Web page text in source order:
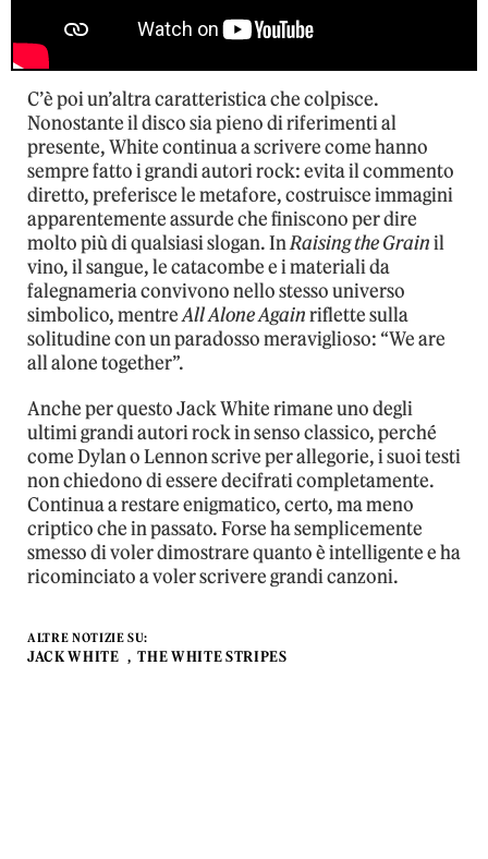
C’è poi un’altra caratteristica che colpisce.
Nonostante il disco sia pieno di riferimenti al
presente, White continua a scrivere come hanno
sempre fatto i grandi autori rock: evita il commento
diretto, preferisce le metafore, costruisce immagini
apparentemente assurde che finiscono per dire
molto più di qualsiasi slogan. InRaising the Grainil
vino, il sangue, le catacombe e i materiali da
falegnameria convivono nello stesso universo
simbolico, mentreAll Alone Againriflette sulla
solitudine con un paradosso meraviglioso: “We are
all alone together”.
Anche per questo Jack White rimane uno degli
ultimi grandi autori rock in senso classico, perché
come Dylan o Lennon scrive per allegorie, i suoi testi
non chiedono di essere decifrati completamente.
Continua a restare enigmatico, certo, ma meno
criptico che in passato. Forse ha semplicemente
smesso di voler dimostrare quanto è intelligente e ha
ricominciato a voler scrivere grandi canzoni.
ALTRE NOTIZIE SU:
JACK WHITE THE WHITE STRIPES